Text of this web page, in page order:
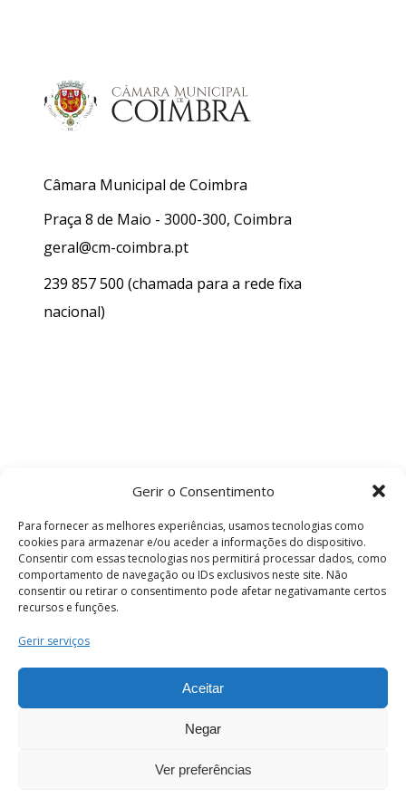
Gerir o Consentimento
Para fornecer as melhores experiências, usamos tecnologias como
cookies para armazenar e/ou aceder a informações do dispositivo.
Consentir com essas tecnologias nos permitirá processar dados, como
comportamento de navegação ou IDs exclusivos neste site. Não
consentir ou retirar o consentimento pode afetar negativamante certos
recursos e funções.
Gerir serviços
Aceitar
Negar
Ver preferências
Câmara Municipal de Coimbra
Praça 8 de Maio - 3000-300, Coimbra
geral@cm-coimbra.pt
239 857 500 (chamada para a rede fixa
nacional)
Termos e Condições
os direitos reservados.